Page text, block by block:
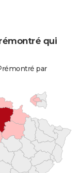
qui
par